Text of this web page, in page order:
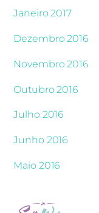
Janeiro 2017
Dezembro 2016
Novembro 2016
Outubro 2016
Julho 2016
Junho 2016
Maio 2016